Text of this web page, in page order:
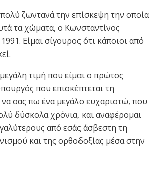
ζωντανά την επίσκεψη την οποία
τα χώματα, ο Κωνσταντίνος
Είμαι σίγουρος ότι κάποιοι από
τιμή που είμαι ο πρώτος
που επισκέπτεται τη
σας πω ένα μεγάλο ευχαριστώ, που
δύσκολα χρόνια, και αναφέρομαι
από εσάς άσβεστη τη
και της ορθοδοξίας μέσα στην